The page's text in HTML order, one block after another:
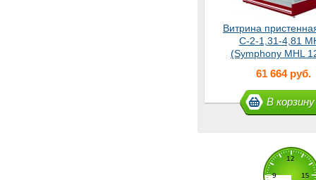
Витрина
С-2-1,31-4,81
(Symphony MHL
61 664 руб.
В корзину